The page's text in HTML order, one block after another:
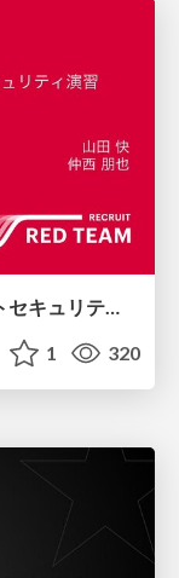
攻撃と防御で学ぶAI時代のプロダクトセキュリティ演習
1 320